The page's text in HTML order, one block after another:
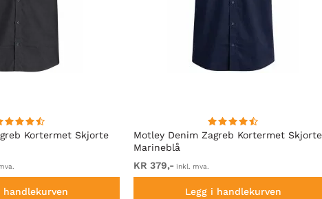
Kortermet Skjorte
handlekurven
Motley Denim Zagreb Kortermet Skjorte
Marineblå
KR 379,- inkl. mva.
Legg i handlekurven